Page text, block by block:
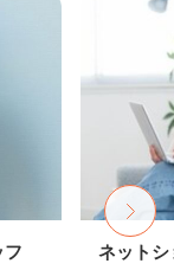
フ
ネットシ